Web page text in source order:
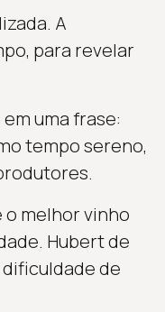
A
para revelar
uma frase:
tempo sereno,
o melhor vinho
Hubert de
dificuldade de